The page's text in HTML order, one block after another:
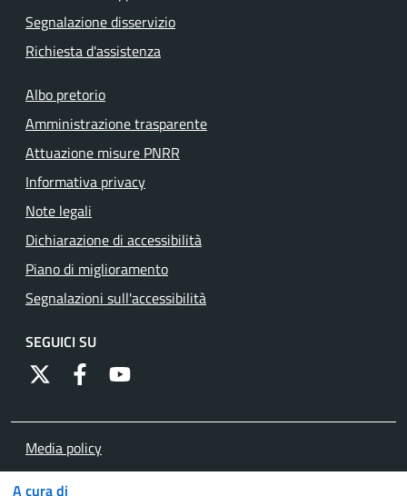
A cura di
Segnalazione disservizio
Richiesta d'assistenza
Albo pretorio
Amministrazione trasparente
Attuazione misure PNRR
Informativa privacy
Note legali
Dichiarazione di accessibilità
Piano di miglioramento
Segnalazioni sull'accessibilità
SEGUICI SU
https://twitter.com/comunementana
https://www.facebook.com/Comune-di-
http://www.youtube.com/channel/
Media policy
Mappa del sito